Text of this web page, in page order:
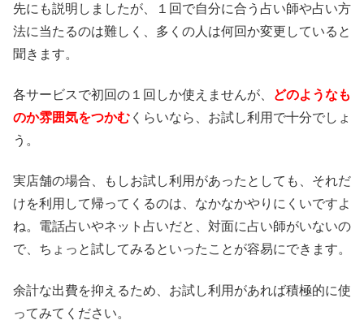
先にも説明しましたが、１回で自分に合う占い師や占い方
法に当たるのは難しく、多くの人は何回か変更していると
聞きます。
各サービスで初回の１回しか使えませんが、
どのようなも
のか雰囲気をつかむ くらいなら、お試し利用で十分でしょ
う。
実店舗の場合、もしお試し利用があったとしても、それだ
けを利用して帰ってくるのは、なかなかやりにくいですよ
ね。電話占いやネット占いだと、対面に占い師がいないの
で、ちょっと試してみるといったことが容易にできます。
余計な出費を抑えるため、お試し利用があれば積極的に使
ってみてください。